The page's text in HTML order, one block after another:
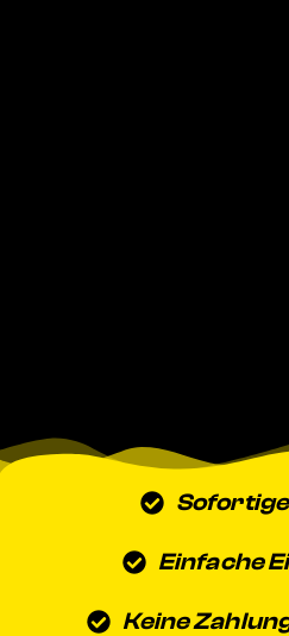
Einfache
Keine